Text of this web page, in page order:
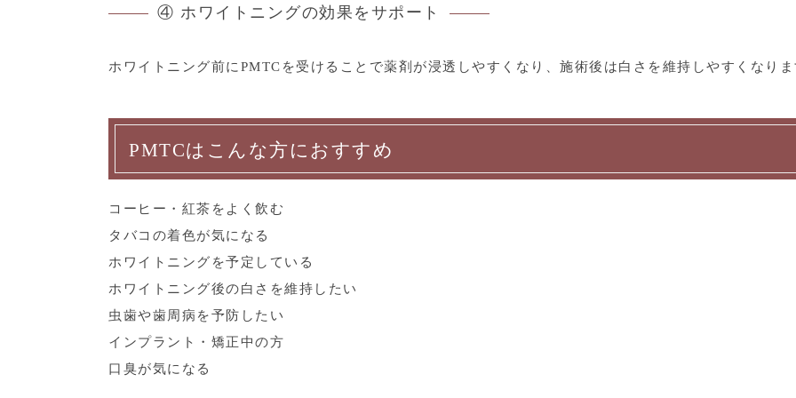
④ ホワイトニングの効果をサポート
ホワイトニング前にPMTCを受けることで薬剤が浸透しやすくなり、施術後は白さを維持しやすくなり
PMTCはこんな方におすすめ
コーヒー・紅茶をよく飲む
タバコの着色が気になる
ホワイトニングを予定している
ホワイトニング後の白さを維持したい
虫歯や歯周病を予防したい
インプラント・矯正中の方
口臭が気になる